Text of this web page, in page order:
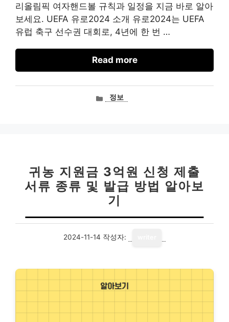
리올림픽 여자핸드볼 규칙과 일정을 지금 바로 알아
보세요. UEFA 유로2024 소개 유로2024는 UEFA
유럽 축구 선수권 대회로, 4년에 한 번 …
Read more
카정보
귀농 지원금 3억원 신청 제출
서류 종류 및 발급 방법 알아보
기
2024-11-14 작성자: